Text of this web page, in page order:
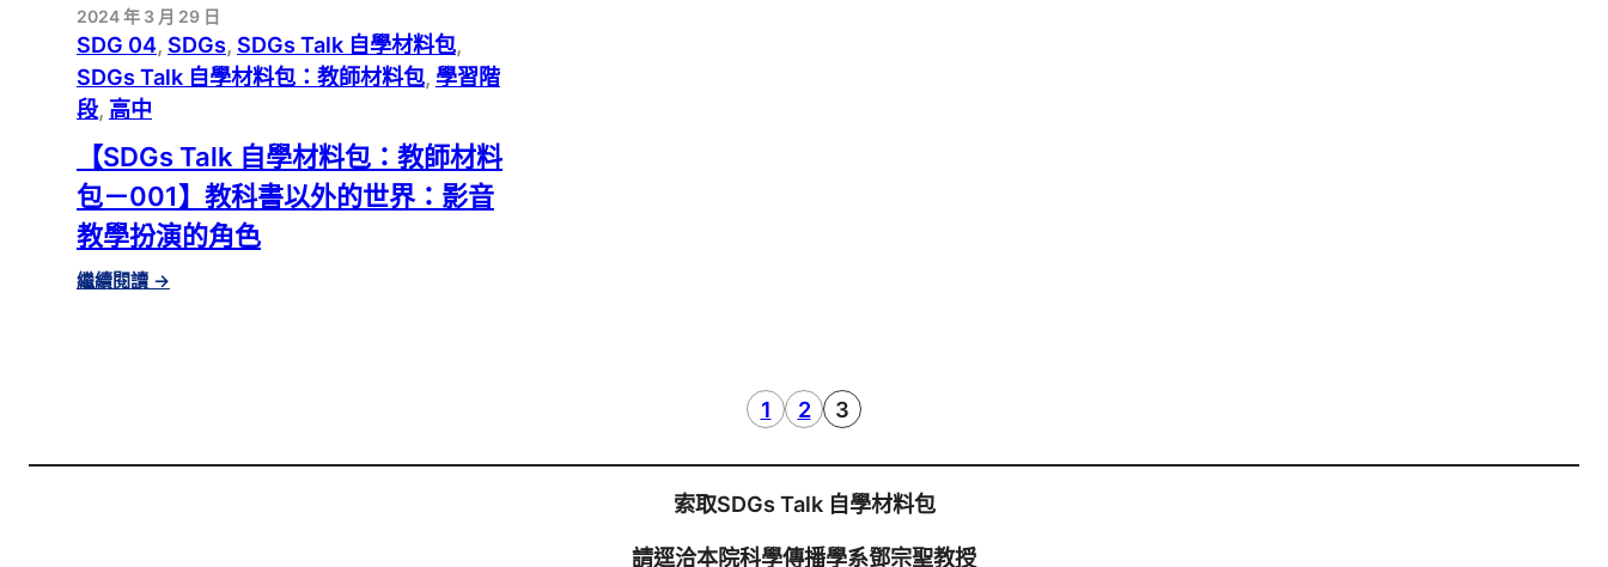
2024 年 3 月 29 日
SDG 04, SDGs, SDGs Talk 自學材料包
SDGs Talk 自學材料包：教師材料包, 學習階
段, 高中
【SDGs Talk 自學材料包：教師材料
包－001】教科書以外的世界：影音
教學扮演的角色
繼續閱讀 →
1 2 3
索取SDGs Talk 自學材料包
請逕洽本院科學傳播學系鄧宗聖教授